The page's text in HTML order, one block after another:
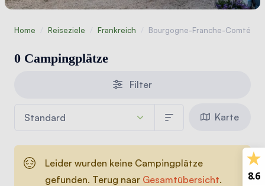
Home Reiseziele Frankreich Bourgogne-Franche-Comté
0 Campingplätze
Filter
Karte
Leider wurden keine Campingplätze
gefunden. Terug naar Gesamtübersicht. 8.6